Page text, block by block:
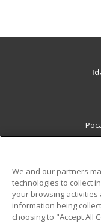
Military
Financial
We and our partners
technologies to collect
your browsing activities
information being
choosing to "Accept All